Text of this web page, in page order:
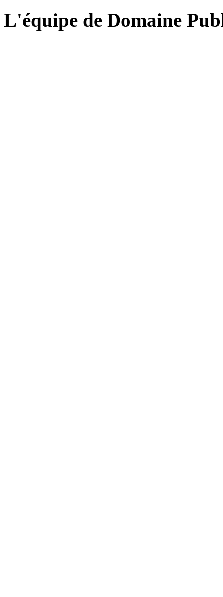
L'équipe de Domaine